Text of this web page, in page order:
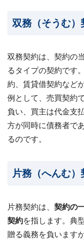
内・
買取
双務（そうむ）
双務契約は、契約の
るタイプの契約です
約、賃貸借契約など
例として、売買契約
負い、買主は代金支
方が同時に債務者で
るのです。
片務（へんむ）
片務契約は、 契約の
契約を指します。典
贈る義務を負います